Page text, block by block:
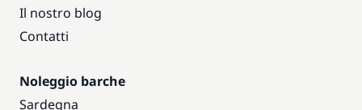
Il nostro blog
Contatti
Noleggio barche
Sardegna